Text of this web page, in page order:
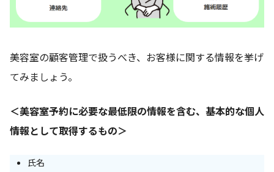
美容室の顧客管理で扱うべき、お客様に関する情報を挙げ
てみましょう。
＜美容室予約に必要な最低限の情報を含む、基本的な個人
情報として取得するもの＞
氏名